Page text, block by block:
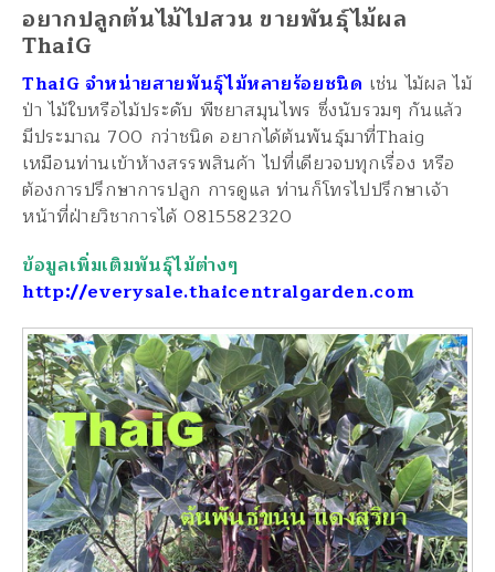
อยากปลูกต้นไม้ไปสวน ขายพันธุ์ไม้ผล
ThaiG
ThaiG จำหน่ายสายพันธุ์ไม้หลายร้อยชนิด เช่น ไม้ผล ไม้
ป่า ไม้ใบหรือไม้ประดับ พืชยาสมุนไพร ซึ่งนับรวมๆ กันแล้ว
มีประมาณ 700 กว่าชนิด อยากได้ต้นพันธุ์มาที่Thaig
เหมือนท่านเข้าห้างสรรพสินค้า ไปที่เดียวจบทุกเรื่อง หรือ
ต้องการปรึกษาการปลูก การดูแล ท่านก็โทรไปปรึกษาเจ้า
หน้าที่ฝ่ายวิชาการได้ 0815582320
ข้อมูลเพิ่มเติมพันธุ์ไม้ต่างๆ
http://everysale.thaicentralgarden.com